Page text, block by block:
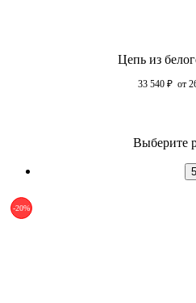
Цепь из
33 540 ₽ от
Выберите
-20%